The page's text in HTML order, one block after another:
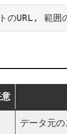
のURL, 範囲
データ元